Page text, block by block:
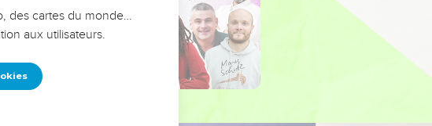
des cartes du monde…
aux utilisateurs.